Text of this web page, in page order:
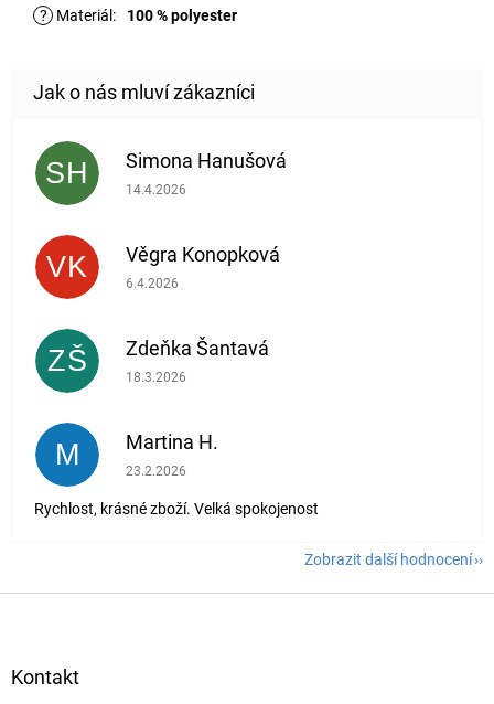
?
Materiál : 100 % polyester
SH Simona Hanušová
Hodnocení obchodu je 5 z 5 hvězdiček.
14.4.2026
VK Věgra Konopková
Hodnocení obchodu je 5 z 5 hvězdiček.
6.4.2026
ZŠ Zdeňka Šantavá
Hodnocení obchodu je 5 z 5 hvězdiček.
18.3.2026
M Martina H.
Hodnocení obchodu je 5 z 5 hvězdiček.
23.2.2026
Rychlost, krásné zboží. Velká spokojenost
Zobrazit další hodnocení
Kontakt